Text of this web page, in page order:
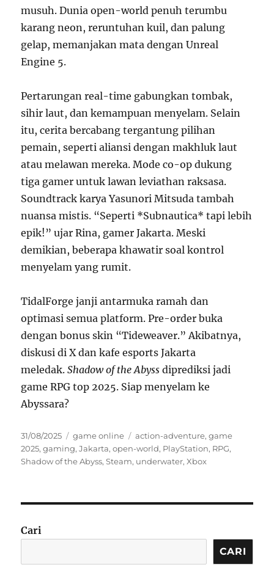
musuh. Dunia open-world penuh terumbu
karang neon, reruntuhan kuil, dan palung
gelap, memanjakan mata dengan Unreal
Engine 5.
Pertarungan real-time gabungkan tombak,
sihir laut, dan kemampuan menyelam. Selain
itu, cerita bercabang tergantung pilihan
pemain, seperti aliansi dengan makhluk laut
atau melawan mereka. Mode co-op dukung
tiga gamer untuk lawan leviathan raksasa.
Soundtrack karya Yasunori Mitsuda tambah
nuansa mistis. “Seperti *Subnautica* tapi lebih
epik!” ujar Rina, gamer Jakarta. Meski
demikian, beberapa khawatir soal kontrol
menyelam yang rumit.
TidalForge janji antarmuka ramah dan
optimasi semua platform. Pre-order buka
dengan bonus skin “Tideweaver.” Akibatnya,
diskusi di X dan kafe esports Jakarta
meledak.Shadow of the Abyss diprediksi jadi
game RPG top 2025. Siap menyelam ke
Abyssara?
Posted
on
31/08/2025 Categories
game online Tags
action-adventure,game
2025,gaming,Jakarta,open-world, PlayStation, RPG,
Shadow of the Abyss,Steam, underwater,Xbox
Cari
CARI